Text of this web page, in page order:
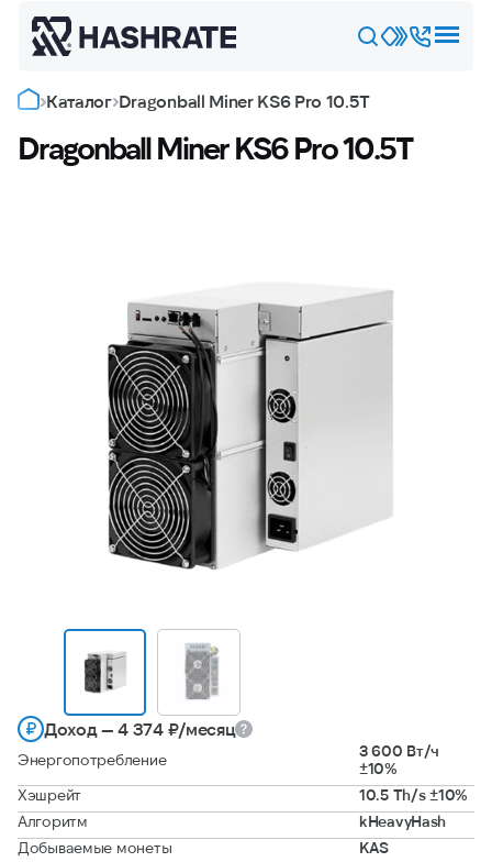
Каталог Dragonball Miner KS6 Pro 10.5T
Dragonball Miner KS6 Pro 10.5T
Доход — 4 374 ₽/месяц
Энергопотребление
3 600 Вт/ч
±10%
Хэшрейт
10.5 Th/s ±10%
Алгоритм
kHeavyHash
Добываемые монеты
KAS